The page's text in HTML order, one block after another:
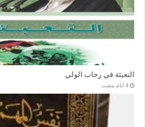
التعبئة في رحاب الولي
‏4 أيام مضت